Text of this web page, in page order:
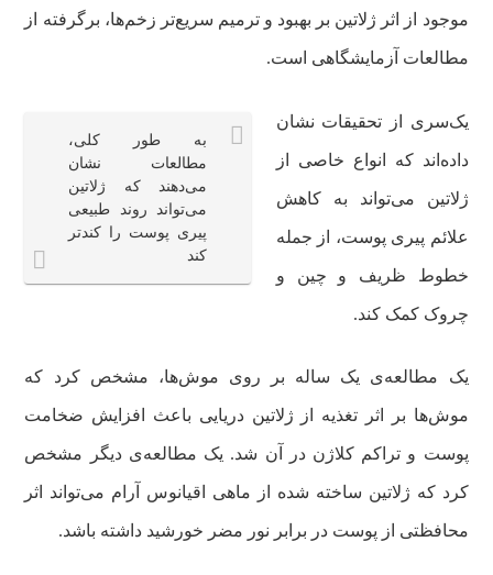
موجود از اثر ژلاتین بر بهبود و ترمیم سریع‌تر زخم‌ها، برگرفته از
مطالعات آزمایشگاهی است.
به طور کلی،
مطالعات نشان
می‌دهند که ژلاتین
می‌تواند روند طبیعی
پیری پوست را کندتر
کند
یک‌سری از تحقیقات نشان
داده‌اند که انواع خاصی از
ژلاتین می‌تواند به کاهش
علائم پیری پوست، از جمله
خطوط ظریف و چین و
چروک کمک کند.
یک مطالعه‌ی یک ساله بر روی موش‌ها، مشخص کرد که
موش‌ها بر اثر تغذیه از ژلاتین دریایی باعث افزایش ضخامت
پوست و تراکم کلاژن در آن شد. یک مطالعه‌ی دیگر مشخص
کرد که ژلاتین ساخته شده از ماهی اقیانوس آرام می‌تواند اثر
محافظتی از پوست در برابر نور مضر خورشید داشته باشد.